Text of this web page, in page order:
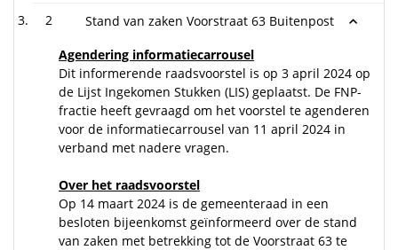
2
Stand van zaken Voorstraat 63 Buitenpost
Agendering informatiecarrousel
Dit informerende raadsvoorstel is op 3 april 2024 op
de Lijst Ingekomen Stukken (LIS) geplaatst. De FNP-
fractie heeft gevraagd om het voorstel te agenderen
voor de informatiecarrousel van 11 april 2024 in
verband met nadere vragen.
Over het raadsvoorstel
Op 14 maart 2024 is de gemeenteraad in een
besloten bijeenkomst geïnformeerd over de stand
van zaken met betrekking tot de Voorstraat 63 te